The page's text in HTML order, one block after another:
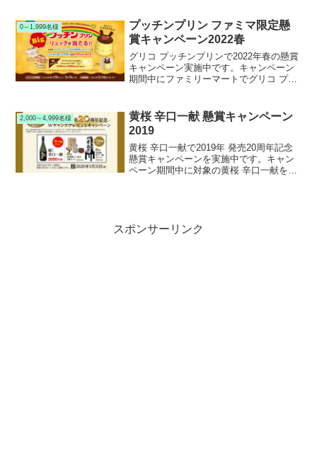
0～1,999名様
プッチンプリン ファミマ限定懸
賞キャンペーン2022春
グリコ プッチンプリンで2022年春の懸賞
キャンペーン実施中です。キャンペーン
期間中にファミリーマートでグリコ プッ
ュックまたはAmazonギフト券が当たりま
す。
2,000～4,999名様
黄桜 辛口一献 懸賞キャンペーン
2019
黄桜 辛口一献で2019年 発売20周年記念
懸賞キャンペーンを実施中です。キャン
ペーン期間中に対象の黄桜 辛口一献を購
スポンサーリンク